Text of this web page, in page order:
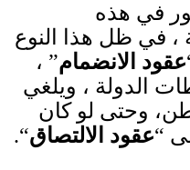
في هذه
، في ظل هذا النوع
عقود الانضمام” ،
الدولة ، ويلغي
وحتى لو كان
“عقود الالتصاق“.